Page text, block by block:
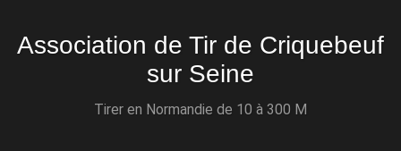
Association de Tir de Criquebeuf
sur Seine
Tirer en Normandie de 10 à 300 M